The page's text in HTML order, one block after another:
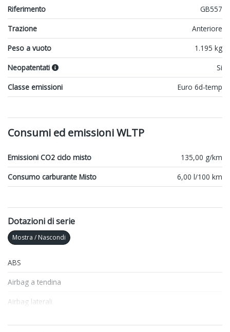
Riferimento
GB557
Trazione
Anteriore
Peso a vuoto
1.195 kg
Neopatentati
Si
Classe emissioni
Euro 6d-temp
Consumi ed emissioni WLTP
Emissioni CO2 ciclo misto
135,00 g/km
Consumo carburante Misto
6,00 l/100 km
Dotazioni di serie
Mostra / Nascondi
ABS
Airbag a tendina
Airbag laterali